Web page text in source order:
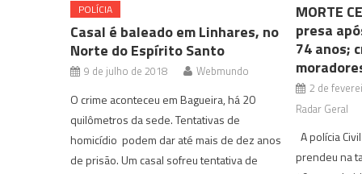
POLÍCIA
Casal é baleado em Linhares, no
Norte do Espírito Santo
9 de julho de 2018 Webmundo
O crime aconteceu em Bagueira, há 20
quilômetros da sede. Tentativas de
homicídio podem dar até mais de dez anos
de prisão. Um casal sofreu tentativa de
MORTE
presa
74 anos;
2 de
Radar Geral
A polícia
prendeu na